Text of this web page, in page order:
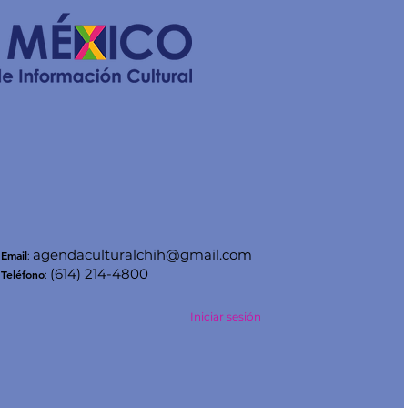
Iniciar sesión
Email: agendaculturalchih@gmail.com
Teléfono: (614) 214-4800